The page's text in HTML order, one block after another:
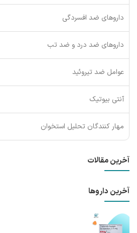
داروهای ضد افسردگی
داروهای ضد درد و ضد تب
عوامل ضد تیروئید
آنتی بیوتیک
مهار کنندگان تحلیل استخوان
آخرین مقالات
آخرین داروها